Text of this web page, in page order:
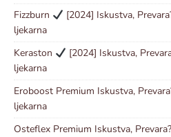
Fizzburn
[2024] Iskustva,
ljekarna
Keraston
[2024] Iskustva,
ljekarna
Eroboost Premium Iskustva,
ljekarna
Osteflex Premium Iskustva,